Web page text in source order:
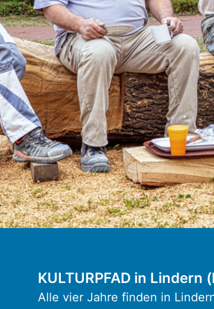
KULTURPFAD in Lindern
Alle vier Jahre finden in